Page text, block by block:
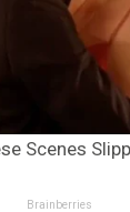
Scenes
Brainberries